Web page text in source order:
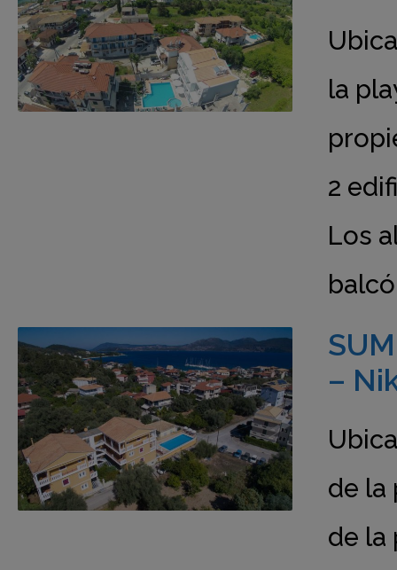
la
2
Los
–
de la
de la